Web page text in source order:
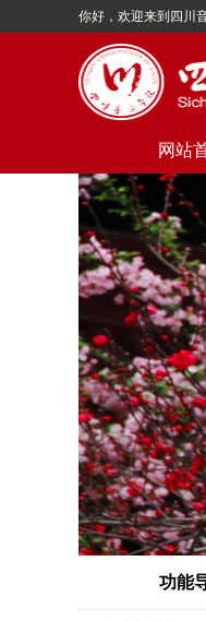
你好，欢迎来到四川
网站
功能